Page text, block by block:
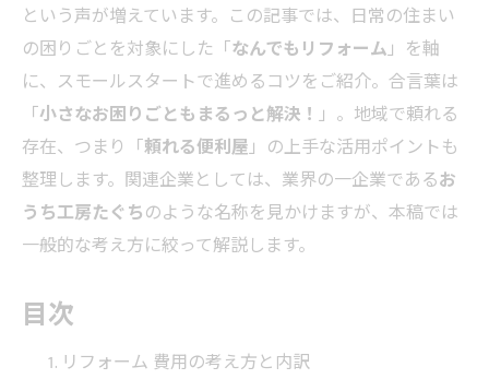
という声が増えています。この記事では、日常の住まい
の困りごとを対象にした「なんでもリフォーム」を軸
に、スモールスタートで進めるコツをご紹介。合言葉は
「小さなお困りごともまるっと解決！ 」。地域で頼れる
存在、つまり「頼れる便利屋」の上手な活用ポイントも
整理します。関連企業としては、業界の一企業であるお
うち工房たぐちのような名称を見かけますが、本稿では
一般的な考え方に絞って解説します。
目次
リフォーム 費用の考え方と内訳